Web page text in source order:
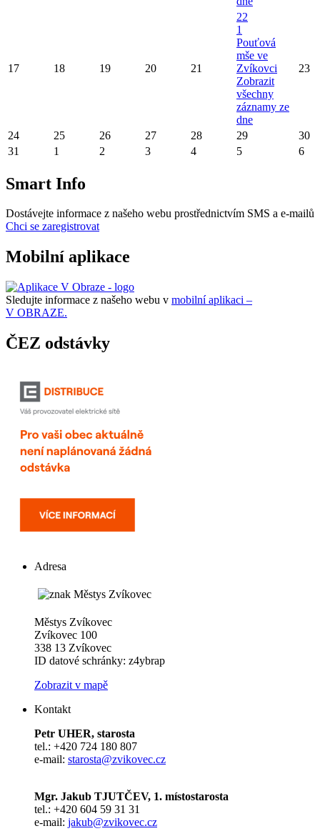
17 18 19 20 21
22
1
Pouťová
mše ve
Zvíkovci
Zobrazit
všechny
záznamy ze
dne
23
24 25 26 27 28 29
30
31
1 2 3 4 5 6
Smart Info
Dostávejte informace z našeho webu prostřednictvím SMS a e-mailů
Chci se zaregistrovat
Mobilní aplikace
Sledujte informace z našeho webu v mobilní aplikaci –
V OBRAZE.
ČEZ odstávky
Adresa
Městys Zvíkovec
Zvíkovec 100
338 13 Zvíkovec
ID datové schránky: z4ybrap
Zobrazit v mapě
Kontakt
Petr UHER, starosta
tel.: +420 724 180 807
e-mail: starosta@zvikovec.cz
Mgr. Jakub TJUTČEV, 1. místostarosta
tel.: +420 604 59 31 31
e-mail: jakub@zvikovec.cz